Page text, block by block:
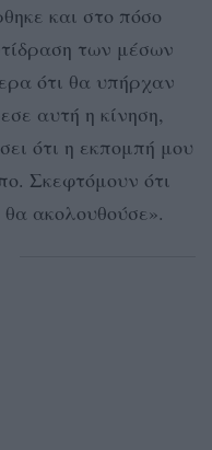
και στο πόσο
των μέσων
ότι θα υπήρχαν
αυτή η κίνηση,
ότι η εκπομπή μου
Σκεφτόμουν ότι
ακολουθούσε».